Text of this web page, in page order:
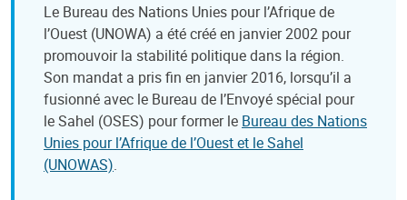
Le Bureau des Nations Unies pour l’Afrique de
l’Ouest (UNOWA) a été créé en janvier 2002 pour
promouvoir la stabilité politique dans la région.
Son mandat a pris fin en janvier 2016, lorsqu’il a
fusionné avec le Bureau de l’Envoyé spécial pour
le Sahel (OSES) pour former le Bureau des Nations
Unies pour l’Afrique de l’Ouest et le Sahel
(UNOWAS).